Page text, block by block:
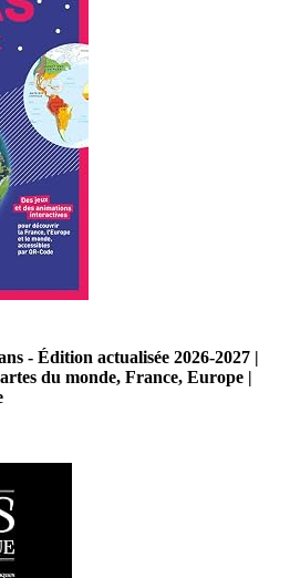
- Édition actualisée 2026-2027 |
du monde, France, Europe |